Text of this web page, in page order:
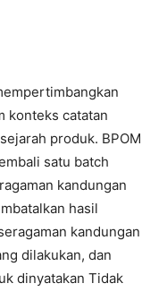
konteks catatan
produk. BPOM
satu batch
kandungan
hasil
kandungan
dilakukan, dan
dinyatakan Tidak